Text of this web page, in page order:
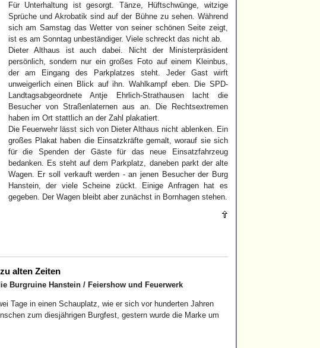
Für Unterhaltung ist gesorgt. Tänze, Hüftschwünge, witzige
Sprüche und Akrobatik sind auf der Bühne zu sehen. Während
sich am Samstag das Wetter von seiner schönen Seite zeigt,
ist es am Sonntag unbeständiger. Viele schreckt das nicht ab.
Dieter Althaus ist auch dabei. Nicht der Ministerpräsident
persönlich, sondern nur ein großes Foto auf einem Kleinbus,
der am Eingang des Parkplatzes steht. Jeder Gast wirft
unweigerlich einen Blick auf ihn. Wahlkampf eben. Die SPD-
Landtagsabgeordnete Antje Ehrlich-Strathausen lacht die
Besucher von Straßenlaternen aus an. Die Rechtsextremen
haben im Ort stattlich an der Zahl plakatiert.
Die Feuerwehr lässt sich von Dieter Althaus nicht ablenken. Ein
großes Plakat haben die Einsatzkräfte gemalt, worauf sie sich
für die Spenden der Gäste für das neue Einsatzfahrzeug
bedanken. Es steht auf dem Parkplatz, daneben parkt der alte
Wagen. Er soll verkauft werden - an jenen Besucher der Burg
Hanstein, der viele Scheine zückt. Einige Anfragen hat es
gegeben. Der Wagen bleibt aber zunächst in Bornhagen stehen.
alten Zeiten
Burgruine Hanstein / Feiershow und Feuerwerk
Tage in einen Schauplatz, wie er sich vor hunderten Jahren
zum diesjährigen Burgfest, gestern wurde die Marke um